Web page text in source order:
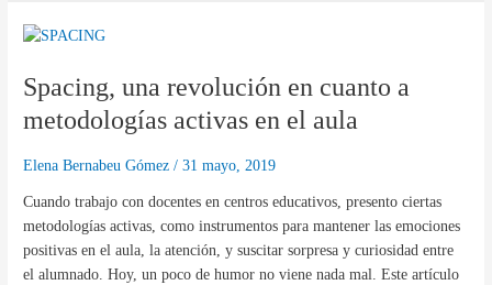
Spacing, una revolución en cuanto a
metodologías activas en el aula
Elena Bernabeu Gómez/31 mayo, 2019
Cuando trabajo con docentes en centros educativos, presento ciertas
metodologías activas, como instrumentos para mantener las emociones
positivas en el aula, la atención, y suscitar sorpresa y curiosidad entre
el alumnado. Hoy, un poco de humor no viene nada mal. Este artículo
Spacing,
revolución
cuanto
activas
en
el
aula